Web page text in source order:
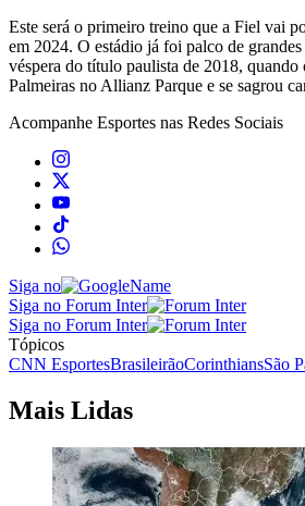
Este será o primeiro treino que a Fiel vai
em 2024. O estádio já foi palco de
véspera do título paulista de 2018, quando
Palmeiras no Allianz Parque e se sagrou
Acompanhe Esportes nas Redes Sociais
Siga no
Siga no Forum Inter
Siga no Forum Inter
Tópicos
CNN EsportesBrasileirãoCorinthiansSão
Mais Lidas